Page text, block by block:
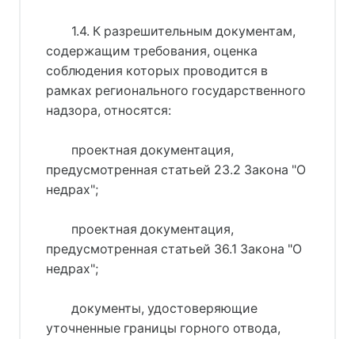
1.4. К разрешительным документам,
содержащим требования, оценка
соблюдения которых проводится в
рамках регионального государственного
надзора, относятся:
проектная документация,
предусмотренная статьей 23.2 Закона "О
недрах";
проектная документация,
предусмотренная статьей 36.1 Закона "О
недрах";
документы, удостоверяющие
уточненные границы горного отвода,